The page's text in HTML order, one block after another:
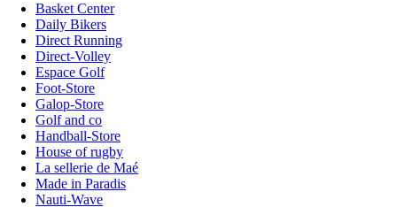
Basket Center
Daily Bikers
Direct Running
Direct-Volley
Espace Golf
Foot-Store
Galop-Store
Golf and co
Handball-Store
House of rugby
La sellerie de Maé
Made in Paradis
Nauti-Wave